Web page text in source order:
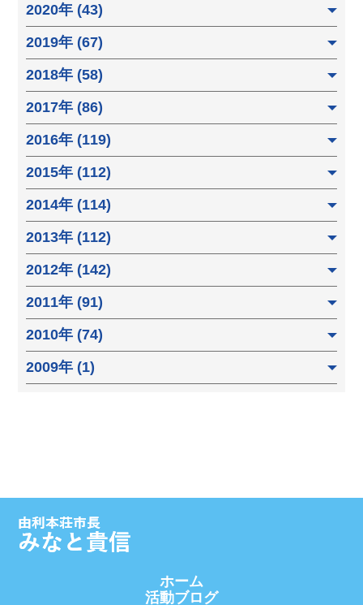
2020年 (43)
2019年 (67)
2018年 (58)
2017年 (86)
2016年 (119)
2015年 (112)
2014年 (114)
2013年 (112)
2012年 (142)
2011年 (91)
2010年 (74)
2009年 (1)
ホーム
活動ブログ